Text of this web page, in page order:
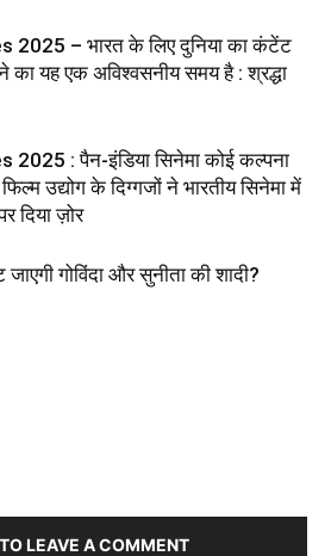
2025 – भारत के लिए दुनिया का कंटेंट
का यह एक अविश्वसनीय समय है : श्रद्धा
2025 : पैन-इंडिया सिनेमा कोई कल्पना
उद्योग के दिग्गजों ने भारतीय सिनेमा में
दिया ज़ोर
जाएगी गोविंदा और सुनीता की शादी?
LEAVE A COMMENT